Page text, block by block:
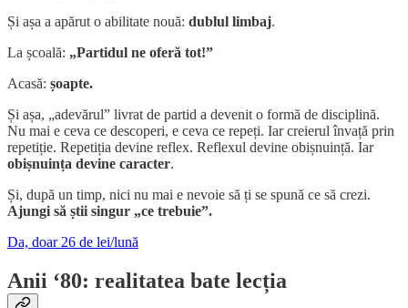
Și așa a apărut o abilitate nouă: dublul limbaj.
La școală: „Partidul ne oferă tot!”
Acasă: șoapte.
Și așa, „adevărul” livrat de partid a devenit o formă de disciplină.
Nu mai e ceva ce descoperi, e ceva ce repeți. Iar creierul învață prin
repetiție. Repetiția devine reflex. Reflexul devine obișnuință. Iar
obișnuința devine caracter.
Și, după un timp, nici nu mai e nevoie să ți se spună ce să crezi.
Ajungi să știi singur „ce trebuie”.
Da, doar 26 de lei/lună
Anii ‘80: realitatea bate lecția